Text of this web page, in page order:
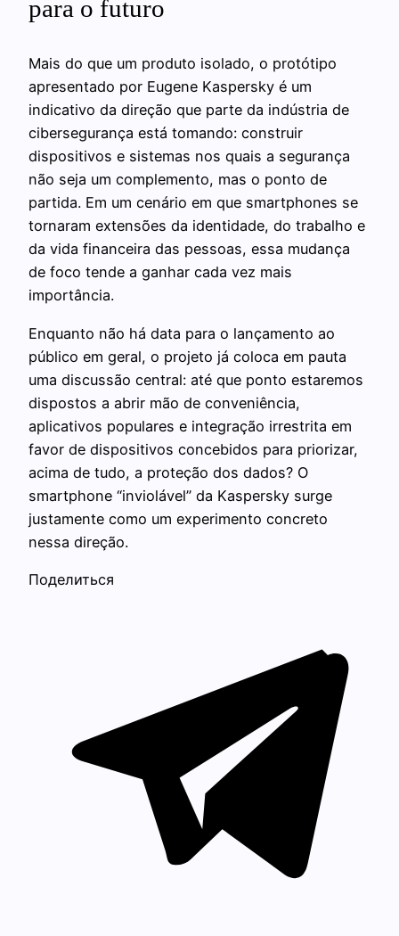
para o futuro
Mais do que um produto isolado, o protótipo
apresentado por Eugene Kaspersky é um
indicativo da direção que parte da indústria de
cibersegurança está tomando: construir
dispositivos e sistemas nos quais a segurança
não seja um complemento, mas o ponto de
partida. Em um cenário em que smartphones se
tornaram extensões da identidade, do trabalho e
da vida financeira das pessoas, essa mudança
de foco tende a ganhar cada vez mais
importância.
Enquanto não há data para o lançamento ao
público em geral, o projeto já coloca em pauta
uma discussão central: até que ponto estaremos
dispostos a abrir mão de conveniência,
aplicativos populares e integração irrestrita em
favor de dispositivos concebidos para priorizar,
acima de tudo, a proteção dos dados? O
smartphone “inviolável” da Kaspersky surge
justamente como um experimento concreto
nessa direção.
Поделиться